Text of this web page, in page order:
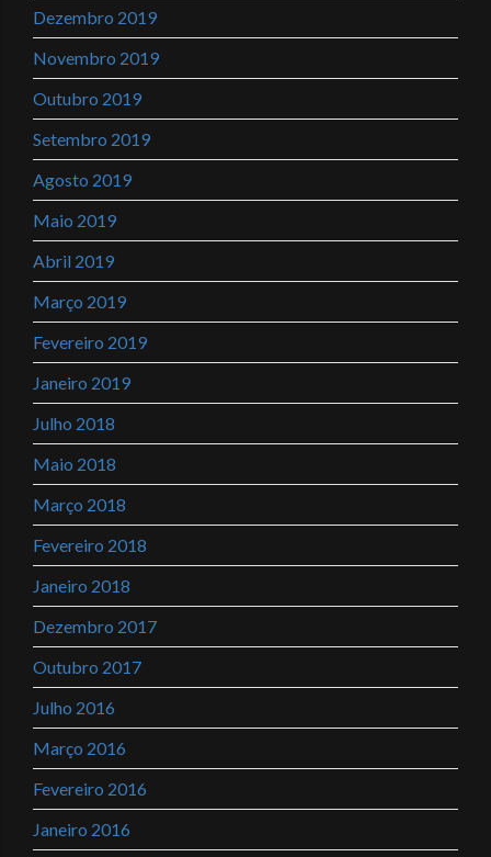
Dezembro 2019
Novembro 2019
Outubro 2019
Setembro 2019
Agosto 2019
Maio 2019
Abril 2019
Março 2019
Fevereiro 2019
Janeiro 2019
Julho 2018
Maio 2018
Março 2018
Fevereiro 2018
Janeiro 2018
Dezembro 2017
Outubro 2017
Julho 2016
Março 2016
Fevereiro 2016
Janeiro 2016